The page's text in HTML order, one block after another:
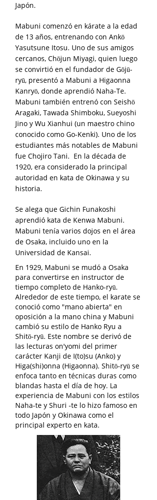
Japón.
Mabuni comenzó en kárate a la edad
de 13 años, entrenando con Ankō
Yasutsune Itosu. Uno de sus amigos
cercanos, Chōjun Miyagi, quien luego
se convirtió en el fundador de Gōjū-
ryū, presentó a Mabuni a Higaonna
Kanryō, donde aprendió Naha-Te.
Mabuni también entrenó con Seishō
Aragaki, Tawada Shimboku, Sueyoshi
Jino y Wu Xianhui (un maestro chino
conocido como Go-Kenki). Uno de los
estudiantes más notables de Mabuni
fue Chojiro Tani. En la década de
1920, era considerado la principal
autoridad en kata de Okinawa y su
historia.
Se alega que Gichin Funakoshi
aprendió kata de Kenwa Mabuni.
Mabuni tenía varios dojos en el área
de Osaka, incluido uno en la
Universidad de Kansai.
En 1929, Mabuni se mudó a Osaka
para convertirse en instructor de
tiempo completo de Hanko-ryū.
Alrededor de este tiempo, el karate se
conoció como "mano abierta" en
oposición a la mano china y Mabuni
cambió su estilo de Hanko Ryu a
Shitō-ryū. Este nombre se derivó de
las lecturas on'yomi del primer
carácter Kanji de I(to)su (Anko) y
Higa(shi)onna (Higaonna). Shitō-ryū se
enfoca tanto en técnicas duras como
blandas hasta el día de hoy. La
experiencia de Mabuni con los estilos
Naha-te y Shuri -te lo hizo famoso en
todo Japón y Okinawa como el
principal experto en kata.